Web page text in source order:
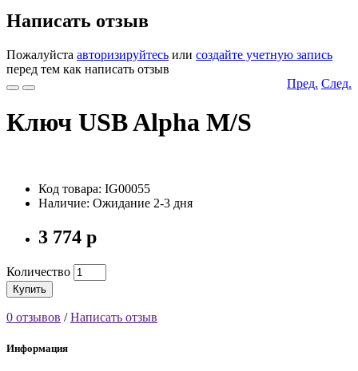
Написать отзыв
Пожалуйста авторизируйтесь или создайте учетную запись
перед тем как написать отзыв
Пред. След.
Ключ USB Alpha M/S
Код товара: IG00055
Наличие: Ожидание 2-3 дня
3 774 р
Количество
Купить
0 отзывов /Написать отзыв
Информация